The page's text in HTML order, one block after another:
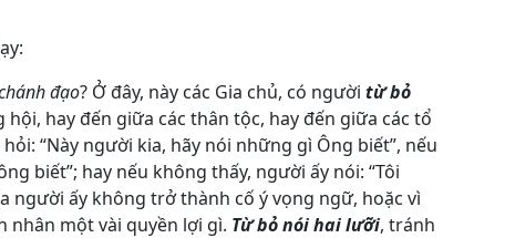
đạo? Ở đây, này các Gia chủ, có người từ bỏ
hay đến giữa các thân tộc, hay đến giữa các tổ
“Này người kia, hãy nói những gì Ông biết”, nếu
biết”; hay nếu không thấy, người ấy nói: “Tôi
người ấy không trở thành cố ý vọng ngữ, hoặc vì
nhân một vài quyền lợi gì. Từ bỏ nói hai lưỡi, tránh